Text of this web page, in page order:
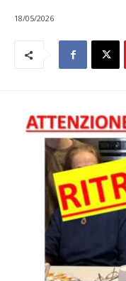
18/05/2026